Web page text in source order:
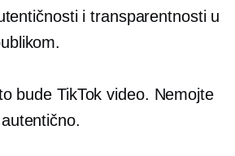
i transparentnosti u
bude TikTok video. Nemojte